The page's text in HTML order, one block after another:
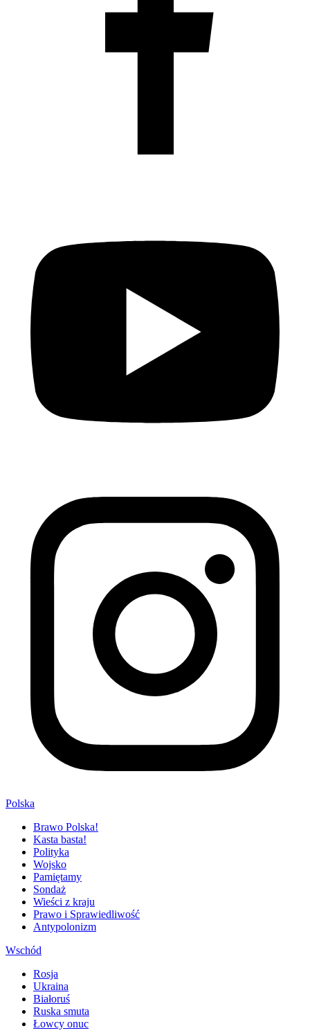
Polska
Brawo Polska!
Kasta basta!
Polityka
Wojsko
Pamiętamy
Sondaż
Wieści z kraju
Prawo i Sprawiedliwość
Antypolonizm
Wschód
Rosja
Ukraina
Białoruś
Ruska smuta
Łowcy onuc